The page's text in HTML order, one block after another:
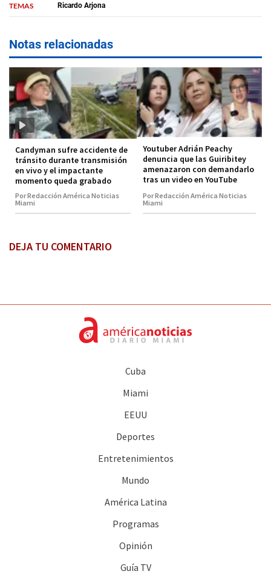
TEMAS Ricardo Arjona
Notas relacionadas
Candyman sufre accidente de
tránsito durante transmisión
en vivo y el impactante
momento queda grabado
Por Redacción América Noticias
Miami
Youtuber Adrián Peachy
denuncia que las Guiribitey
amenazaron con demandarlo
tras un video en YouTube
Por Redacción América Noticias
Miami
DEJA TU COMENTARIO
Cuba
Miami
EEUU
Deportes
Entretenimientos
Mundo
América Latina
Programas
Opinión
Guía TV